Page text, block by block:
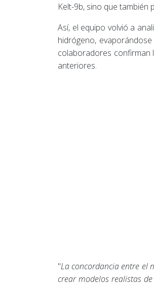
Kelt-9b, sino que
Así, el equipo volvió a
hidrógeno,
colaboradores confirman
anteriores.
"La concordancia entre el
crear modelos realistas